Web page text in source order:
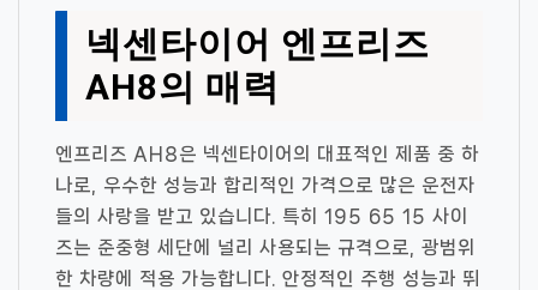
넥센타이어 엔프리즈
AH8의 매력
엔프리즈 AH8은 넥센타이어의 대표적인 제품 중 하
나로, 우수한 성능과 합리적인 가격으로 많은 운전자
들의 사랑을 받고 있습니다. 특히 195 65 15 사이
즈는 준중형 세단에 널리 사용되는 규격으로, 광범위
한 차량에 적용 가능합니다. 안정적인 주행 성능과 뛰